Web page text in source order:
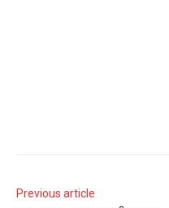
Previous article